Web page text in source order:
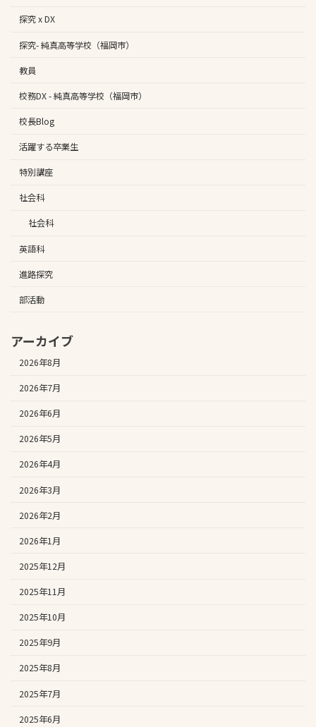
探究 x DX
探究- 純真高等学校（福岡市）
教員
校務DX - 純真高等学校（福岡市）
校長Blog
活躍する卒業生
特別講座
社会科
社会科
英語科
進路探究
部活動
アーカイブ
2026年8月
2026年7月
2026年6月
2026年5月
2026年4月
2026年3月
2026年2月
2026年1月
2025年12月
2025年11月
2025年10月
2025年9月
2025年8月
2025年7月
2025年6月